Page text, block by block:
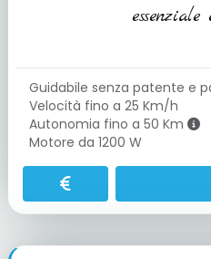
Guidabile senza patente e
Velocità fino a 25 Km/h
Autonomia fino a 50 Km
Motore da 1200 W